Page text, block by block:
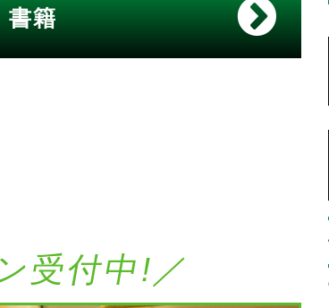
書籍
受付中!／